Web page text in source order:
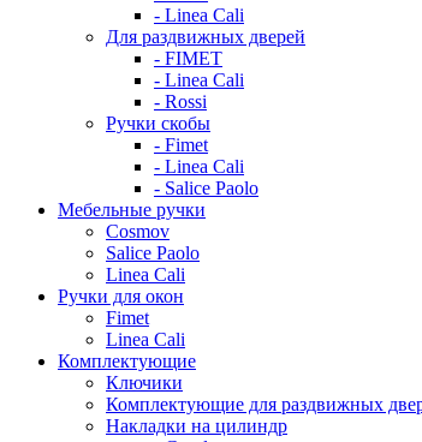
- Linea Cali
Для раздвижных дверей
- FIMET
- Linea Cali
- Rossi
Ручки скобы
- Fimet
- Linea Cali
- Salice Paolo
Мебельные ручки
Cosmov
Salice Paolo
Linea Cali
Ручки для окон
Fimet
Linea Cali
Комплектующие
Ключики
Комплектующие для раздвижных
Накладки на цилиндр